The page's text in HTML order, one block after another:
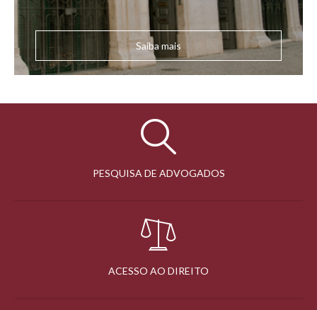
Saiba mais
PESQUISA DE ADVOGADOS
ACESSO AO DIREITO